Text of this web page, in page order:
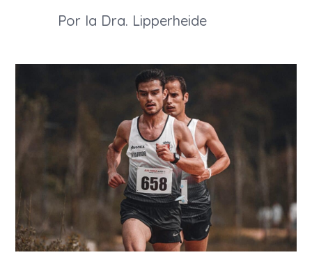
Por la Dra. Lipperheide